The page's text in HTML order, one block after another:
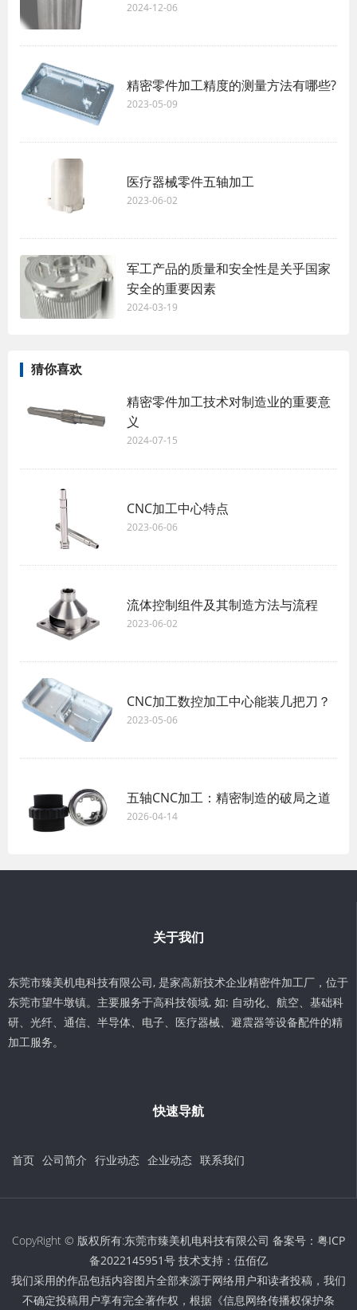
2024-12-06
精密零件加工精度的测量方法有哪些?
2023-05-09
医疗器械零件五轴加工
2023-06-02
军工产品的质量和安全性是关乎国家
安全的重要因素
2024-03-19
猜你喜欢
精密零件加工技术对制造业的重要意
义
2024-07-15
CNC加工中心特点
2023-06-06
流体控制组件及其制造方法与流程
2023-06-02
CNC加工数控加工中心能装几把刀？
2023-05-06
五轴CNC加工：精密制造的破局之道
2026-04-14
关于我们
东莞市臻美机电科技有限公司, 是家高新技术企业精密件加工厂，位于
东莞市望牛墩镇。主要服务于高科技领域, 如: 自动化、航空、基础科
研、光纤、通信、半导体、电子、医疗器械、避震器等设备配件的精
加工服务。
快速导航
首页 公司简介 行业动态 企业动态 联系我们
CopyRight © 版权所有:东莞市臻美机电科技有限公司 备案号： 粤ICP
备2022145951号 技术支持： 伍佰亿
我们采用的作品包括内容图片全部来源于网络用户和读者投稿，我们
不确定投稿用户享有完全著作权，根据《信息网络传播权保护条